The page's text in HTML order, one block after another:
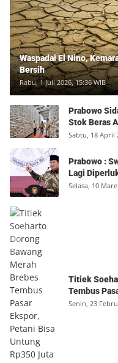
Waspadai El Nino,
Bersih
Rabu, 1 Juli 2026, 15:36 WIB
Prabowo
Stok Beras
Sabtu, 18 April
Prabowo :
Lagi
Selasa, 10
Titiek
Tembus
Juta per
Senin, 23